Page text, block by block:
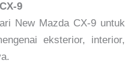
9
New Mazda CX-9 untuk
eksterior, interior,